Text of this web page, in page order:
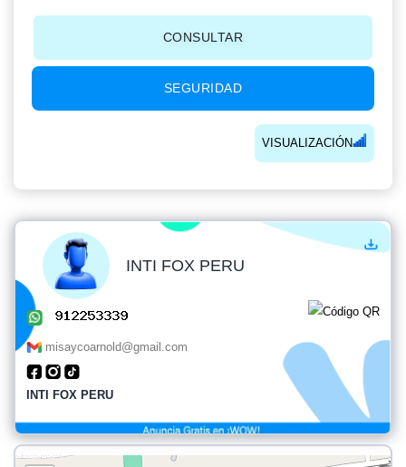
CONSULTAR
SEGURIDAD
VISUALIZACIÓN
INTI FOX PERU
misaycoarnold@gmail.com
INTI FOX PERU